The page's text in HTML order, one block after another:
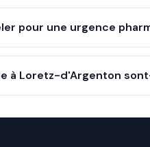
pour une urgence
à Loretz-d'Argenton